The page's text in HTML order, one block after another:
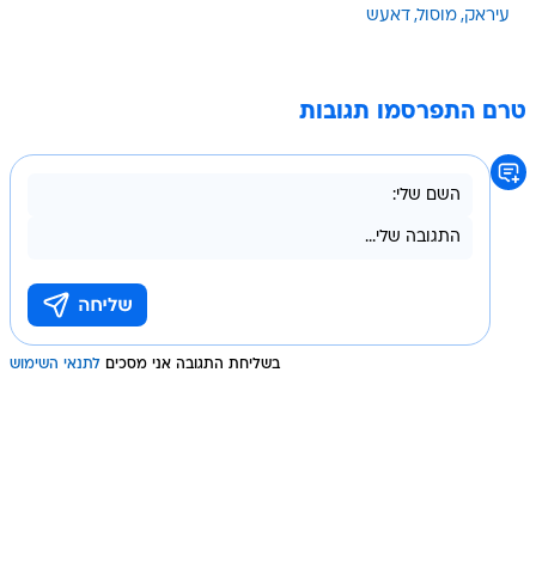
עיראק מוסול דאעש
טרם התפרסמו תגובות
בשליחת התגובה אני מסכים לתנאי השימוש